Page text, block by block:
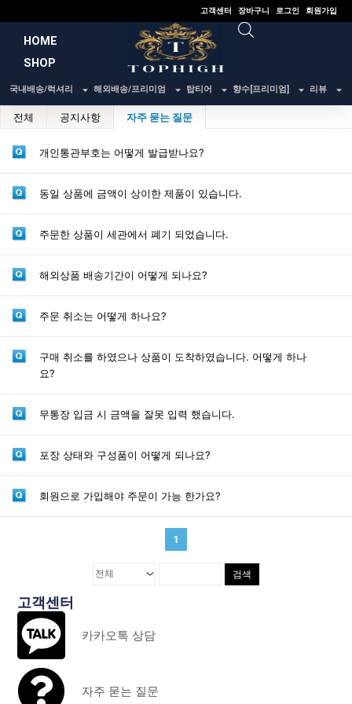
건
너
고객센터 장바구니 로그인 회원가입
HOME
SHOP
국내배송/럭셔리 해외배송/프리미엄 탑티어 향수[프리미엄] 리뷰
전체 공지사항 자주 묻는 질문
개인통관부호는 어떻게 발급받나요?
동일 상품에 금액이 상이한 제품이 있습니다.
주문한 상품이 세관에서 폐기 되었습니다.
해외상품 배송기간이 어떻게 되나요?
주문 취소는 어떻게 하나요?
구매 취소를 하였으나 상품이 도착하였습니다. 어떻게 하나
요?
무통장 입금 시 금액을 잘못 입력 했습니다.
포장 상태와 구성품이 어떻게 되나요?
회원으로 가입해야 주문이 가능 한가요?
1
검색
고객센터
카카오톡 상담
자주 묻는 질문